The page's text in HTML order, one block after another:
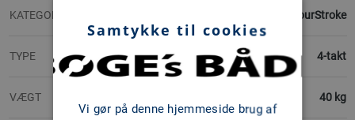
KATEGORI FourStroke
TYPE 4-takt
VÆGT 40 kg
Samtykke til cookies
Vi gør på denne hjemmeside brug af